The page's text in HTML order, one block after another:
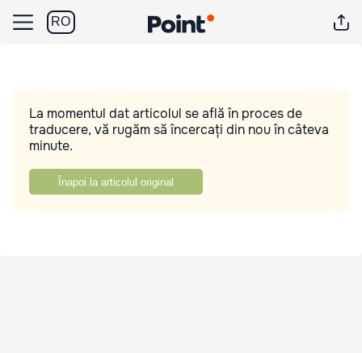
RO
La momentul dat articolul se află în proces de
traducere, vă rugăm să încercați din nou în câteva
minute.
Înapoi la articolul original